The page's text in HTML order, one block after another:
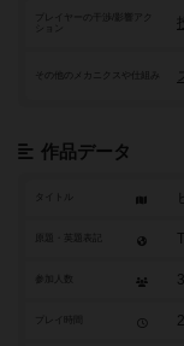
プレイヤーの干渉/影響アク
その他のメカニクスや仕組み
作品データ
タイトル
参加人数